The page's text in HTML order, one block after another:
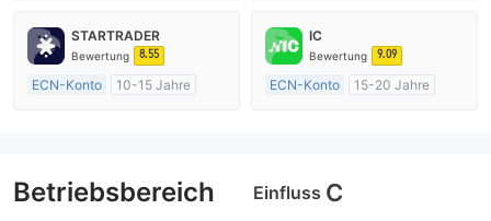
Market Making (MM)
MT4-Volllizenz
Market Making (MM)
MT4-Volllizenz
STARTRADER
Bewertung 8.55
ECN-Konto
10-15 Jahre
IC
Bewertung 9.09
ECN-Konto
15-20 Jahre
Betriebsbereich Einfluss C